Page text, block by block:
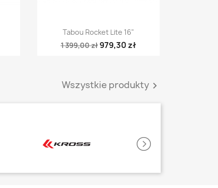
Szybki podgląd
Tabou Rocket Lite 16"
1 399,00 zł 979,30 zł
Wszystkie produkty 